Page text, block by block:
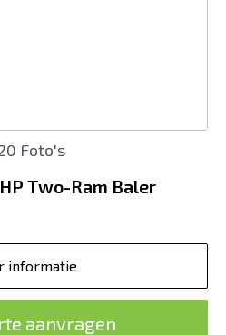
Foto's
Two-Ram Baler
informatie
aanvragen